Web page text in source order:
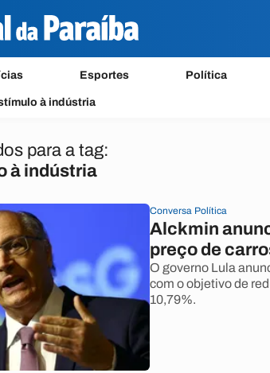
Esportes Política
à indústria
para a tag:
à indústria
Conversa Política
Alckmin
preço de
O governo Lula
com o objetivo de
10,79%.